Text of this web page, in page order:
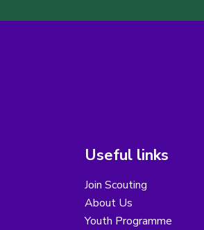
Useful links
Join Scouting
About Us
Youth Programme